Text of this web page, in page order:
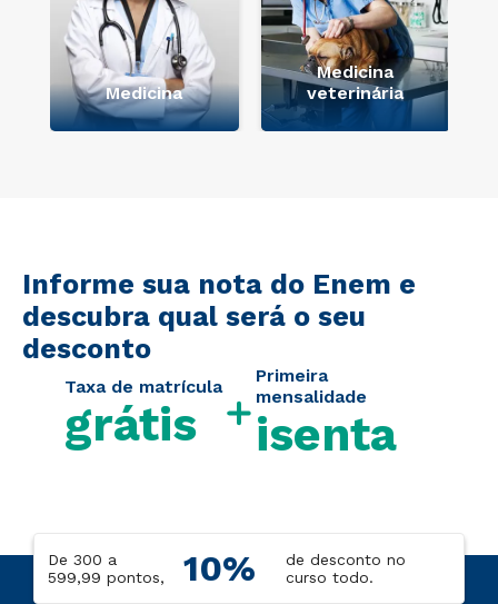
Medicina
Medicina
veterinária
Informe sua nota do Enem e
descubra qual será o seu
desconto
Taxa de matrícula
grátis
Primeira
mensalidade
isenta
De 300 a
599,99 pontos,
10%
de desconto no
curso todo.